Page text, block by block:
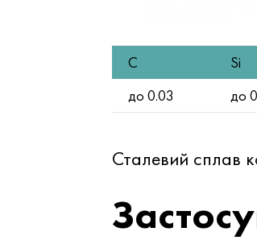
C Si
до 0.03
до
Сталевий сплав